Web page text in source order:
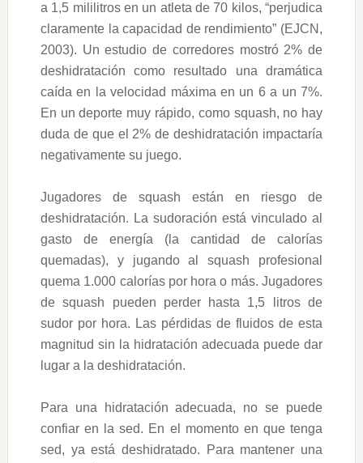
a 1,5 mililitros en un atleta de 70 kilos, “perjudica
claramente la capacidad de rendimiento” (EJCN,
2003). Un estudio de corredores mostró 2% de
deshidratación como resultado una dramática
caída en la velocidad máxima en un 6 a un 7%.
En un deporte muy rápido, como squash, no hay
duda de que el 2% de deshidratación impactaría
negativamente su juego.
Jugadores de squash están en riesgo de
deshidratación. La sudoración está vinculado al
gasto de energía (la cantidad de calorías
quemadas), y jugando al squash profesional
quema 1.000 calorías por hora o más. Jugadores
de squash pueden perder hasta 1,5 litros de
sudor por hora. Las pérdidas de fluidos de esta
magnitud sin la hidratación adecuada puede dar
lugar a la deshidratación.
Para una hidratación adecuada, no se puede
confiar en la sed. En el momento en que tenga
sed, ya está deshidratado. Para mantener una